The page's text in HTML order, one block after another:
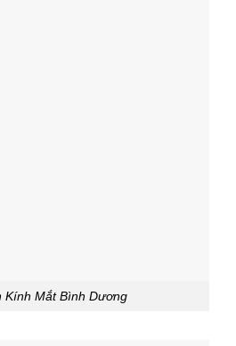
Kính Mắt Bình Dương